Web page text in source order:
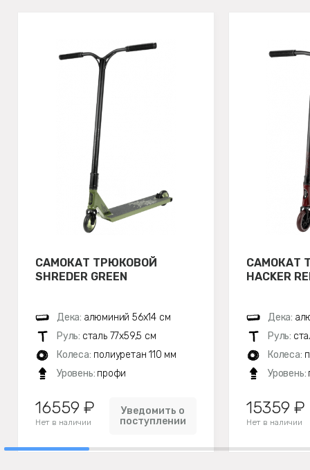
САМОКАТ ТРЮКОВОЙ
SHREDER GREEN
Дека: алюминий 56х14 см
Руль: сталь 77х59,5 см
Колеса: полиуретан 110 мм
Уровень: профи
16559 ₽
Нет в наличии
Уведомить о
поступлении
САМОКАТ
HACKER
Дека:
Руль:
Колеса:
Уровень:
15359 ₽
Нет в наличии